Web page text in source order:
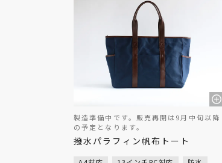
製造準備中です。販売再開は9月中旬以降
の予定となります。
撥水パラフィン帆布トート